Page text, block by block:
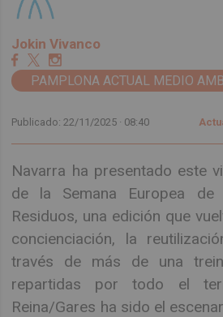
Jokin Vivanco
PAMPLONA ACTUAL MEDIO
Publicado: 22/11/2025 · 08:40
Navarra ha presentado este
de la Semana Europea de
Residuos, una edición que
concienciación, la
través de más de una
repartidas por todo el
Reina/Gares ha sido el